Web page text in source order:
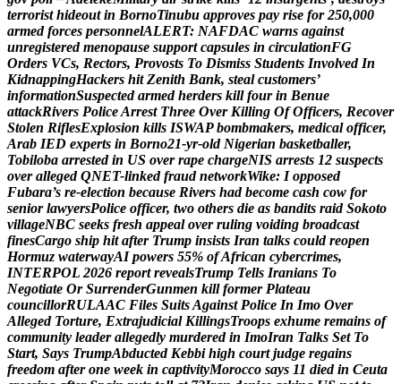
terrorist hideout in BornoTinubu approves pay rise for 250,000
armed forces personnelALERT: NAFDAC warns against
unregistered menopause support capsules in circulationFG
Orders VCs, Rectors, Provosts To Dismiss Students Involved In
KidnappingHackers hit Zenith Bank, steal customers’
informationSuspected armed herders kill four in Benue
attackRivers PoliceArrest Three Over Killing Of Officers, Recover
Stolen RiflesExplosion kills ISWAP bombmakers, medical officer,
Arab IED experts in Borno21-yr-old Nigerian basketballer,
Tobiloba arrested in US over rape chargeNIS arrests 12 suspects
over alleged QNET-linked fraud networkWike: I opposed
Fubara’s re-election because Rivers had become cash cow for
senior lawyersPolice officer, two others die as bandits raid Sokoto
villageNBC seeks fresh appeal over ruling voiding broadcast
finesCargo ship hit after Trump insists Iran talks could reopen
Hormuz waterwayAI powers 55% ofAfrican cybercrimes,
INTERPOL 2026 report revealsTrump Tells Iranians To
Negotiate Or SurrenderGunmen kill former Plateau
councillorRULAAC Files SuitsAgainst Police In Imo Over
Alleged Torture, Extrajudicial KillingsTroops exhume remains of
community leader allegedly murdered in ImoIran Talks Set To
Start, Says TrumpAbducted Kebbi high court judge regains
freedom after one week in captivityMorocco says 11 died in Ceuta